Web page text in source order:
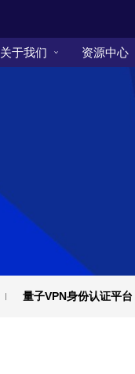
关于我们 资源中心
量子VPN身份认证平台